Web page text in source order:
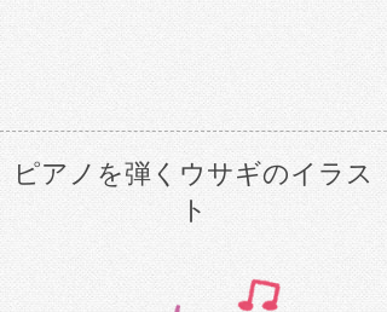
ピアノを弾くウサギのイラス
ト